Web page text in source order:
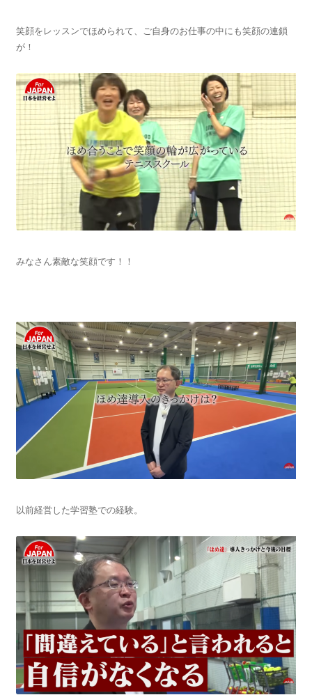
笑顔をレッスンでほめられて、ご自身のお仕事の中にも笑顔の連鎖
が！
みなさん素敵な笑顔です！！
以前経営した学習塾での経験。